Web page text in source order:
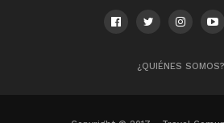
gastronomía y actividades
encuentro que atrae a
¿QUIÉNES SOMOS?